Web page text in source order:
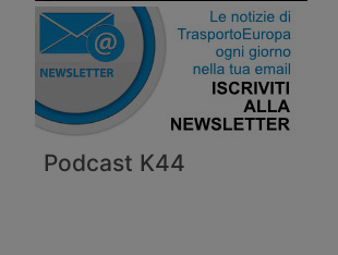
Podcast K44